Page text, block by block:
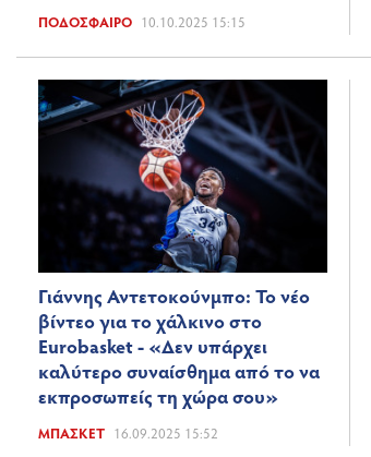
ΠΟΔΌΣΦΑΙΡΟ 10.10.2025 15:15
Γιάννης Αντετοκούνμπο: Το νέο
βίντεο για το χάλκινο στο
Eurobasket - «Δεν υπάρχει
καλύτερο συναίσθημα από το να
εκπροσωπείς τη χώρα σου»
ΜΠΆΣΚΕΤ 16.09.2025 15:52